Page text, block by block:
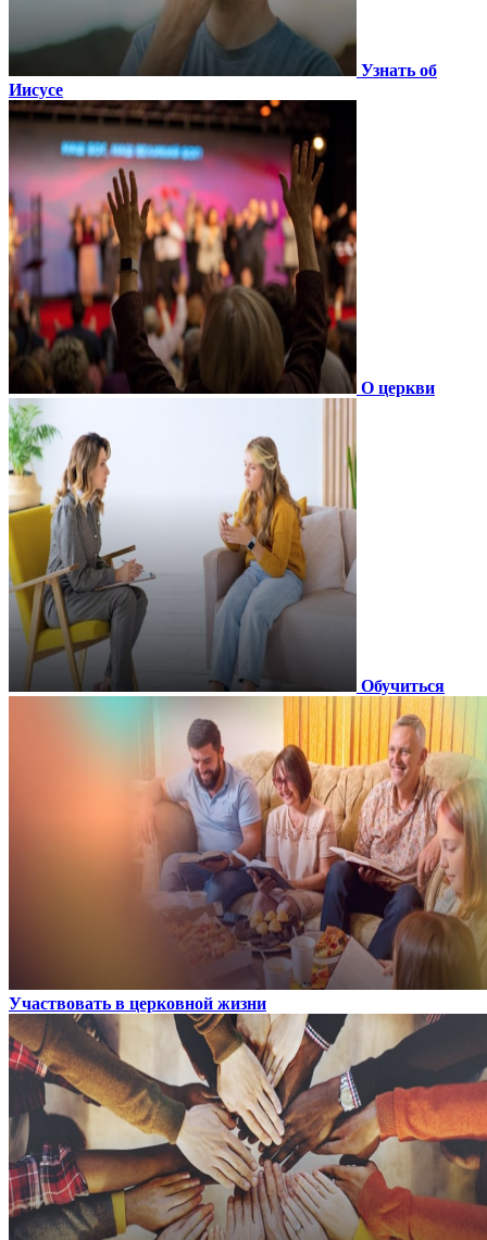
Узнать об
Иисусе
О церкви
Обучиться
Участвовать в церковной жизни